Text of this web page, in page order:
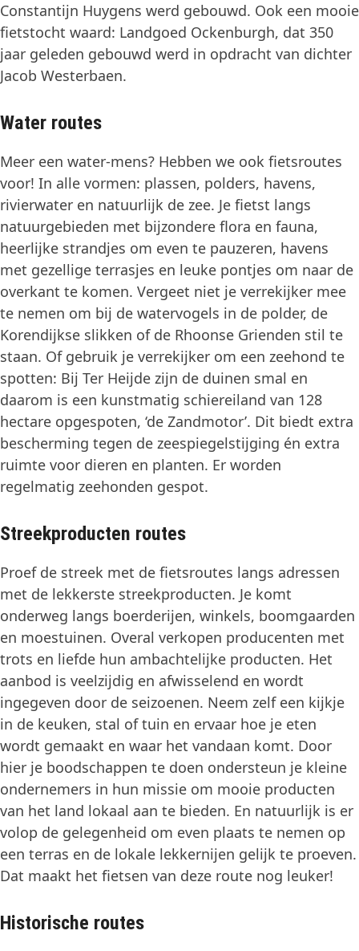
Constantijn Huygens werd gebouwd. Ook een mooie
fietstocht waard: Landgoed Ockenburgh, dat 350
jaar geleden gebouwd werd in opdracht van dichter
Jacob Westerbaen.
Water routes
Meer een water-mens? Hebben we ook fietsroutes
voor! In alle vormen: plassen, polders, havens,
rivierwater en natuurlijk de zee. Je fietst langs
natuurgebieden met bijzondere flora en fauna,
heerlijke strandjes om even te pauzeren, havens
met gezellige terrasjes en leuke pontjes om naar de
overkant te komen. Vergeet niet je verrekijker mee
te nemen om bij de watervogels in de polder, de
Korendijkse slikken of de Rhoonse Grienden stil te
staan. Of gebruik je verrekijker om een zeehond te
spotten: Bij Ter Heijde zijn de duinen smal en
daarom is een kunstmatig schiereiland van 128
hectare opgespoten, ‘de Zandmotor’. Dit biedt extra
bescherming tegen de zeespiegelstijging én extra
ruimte voor dieren en planten. Er worden
regelmatig zeehonden gespot.
Streekproducten routes
Proef de streek met de fietsroutes langs adressen
met de lekkerste streekproducten. Je komt
onderweg langs boerderijen, winkels, boomgaarden
en moestuinen. Overal verkopen producenten met
trots en liefde hun ambachtelijke producten. Het
aanbod is veelzijdig en afwisselend en wordt
ingegeven door de seizoenen. Neem zelf een kijkje
in de keuken, stal of tuin en ervaar hoe je eten
wordt gemaakt en waar het vandaan komt. Door
hier je boodschappen te doen ondersteun je kleine
ondernemers in hun missie om mooie producten
van het land lokaal aan te bieden. En natuurlijk is er
volop de gelegenheid om even plaats te nemen op
een terras en de lokale lekkernijen gelijk te proeven.
Dat maakt het fietsen van deze route nog leuker!
Historische routes